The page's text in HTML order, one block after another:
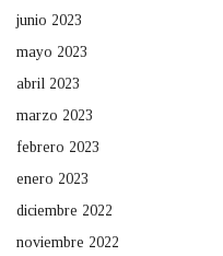
junio 2023
mayo 2023
abril 2023
marzo 2023
febrero 2023
enero 2023
diciembre 2022
noviembre 2022